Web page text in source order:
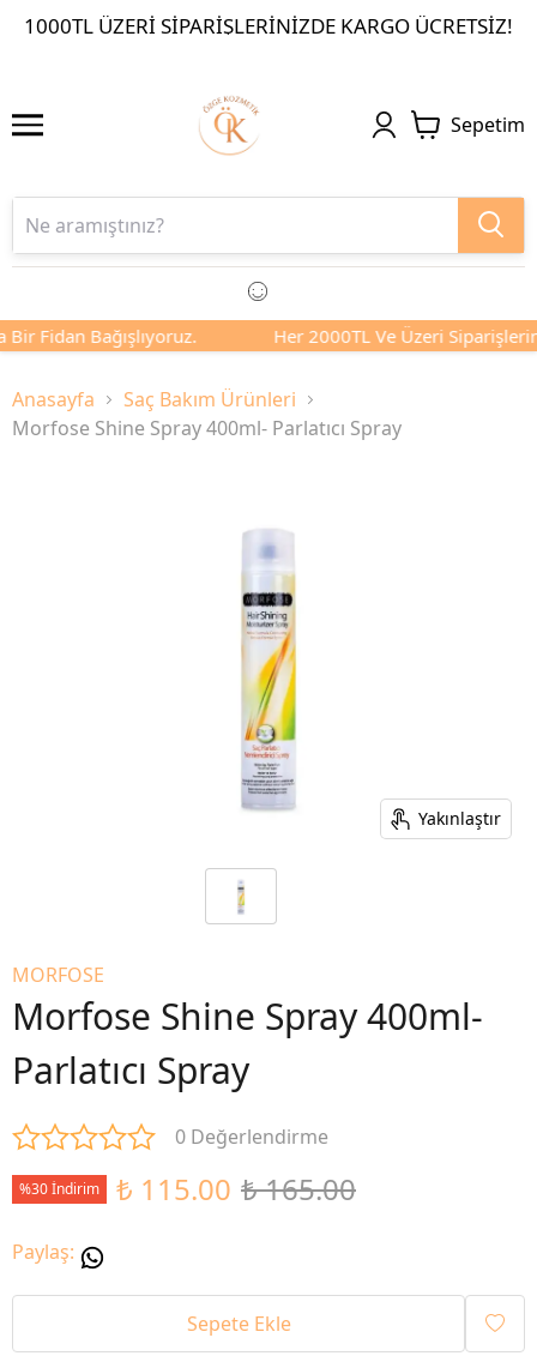
1000TL ÜZERI SIPARIŞLERINIZDE KARGO ÜCRETSIZ!
Sepetim
Fidan Bağışlıyoruz. Her 2000TL Ve Üzeri
Anasayfa
Saç Bakım Ürünleri
Morfose Shine Spray 400ml- Parlatıcı Spray
Yakınlaştır
MORFOSE
Morfose Shine Spray 400ml-
Parlatıcı Spray
0 Değerlendirme
%30 İndirim ₺ 115.00 ₺ 165.00
Paylaş:
Sepete Ekle